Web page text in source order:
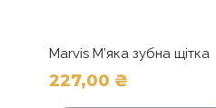
Marvis М’яка зубна щітка
227,00 ₴